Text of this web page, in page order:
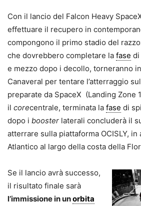
Con il lancio del Falcon Heavy
effettuare il recupero in
compongono il primo stadio del
che dovrebbero completare la fase di
e mezzo dopo i decollo, torneranno
Canaveral per tentare l’atterraggio
preparate da SpaceX (Landing Zone
il corecentrale, terminata la fase di
dopo i booster laterali concluderà il
atterrare sulla piattaforma OCISLY, in
Atlantico al largo della costa della
Se il lancio avrà successo,
il risultato finale sarà
l’immissione in unorbita